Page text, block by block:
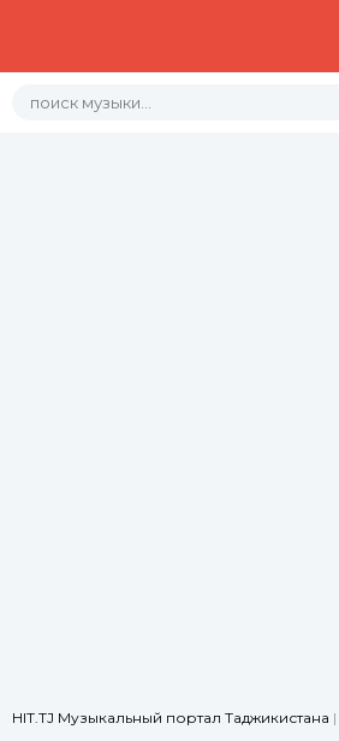
HIT.TJ Музыкальный портал Таджикистана |